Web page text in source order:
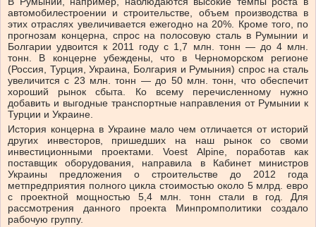
автомобилестроении и строительстве, объем производства в
этих отраслях увеличивается ежегодно на 20%. Кроме того, по
прогнозам концерна, спрос на полосовую сталь в Румынии и
Болгарии удвоится к 2011 году с 1,7 млн. тонн — до 4 млн.
тонн. В концерне убеждены, что в Черноморском регионе
(Россия, Турция, Украина, Болгария и Румыния) спрос на сталь
увеличится с 23 млн. тонн — до 50 млн. тонн, что обеспечит
хороший рынок сбыта. Ко всему перечисленному нужно
добавить и выгодные транспортные направления от Румынии к
Турции и Украине.
История концерна в Украине мало чем отличается от историй
других инвесторов, пришедших на наш рынок со своми
инвестиционными проектами. Voest Alpine, поработав как
поставщик оборудования, направила в Кабинет министров
Украины предложения о строительстве до 2012 года
метпредприятия полного цикла стоимостью около 5 млрд. евро
с проектной мощностью 5,4 млн. тонн стали в год. Для
рассмотрения данного проекта Минпромполитики создало
рабочую группу.